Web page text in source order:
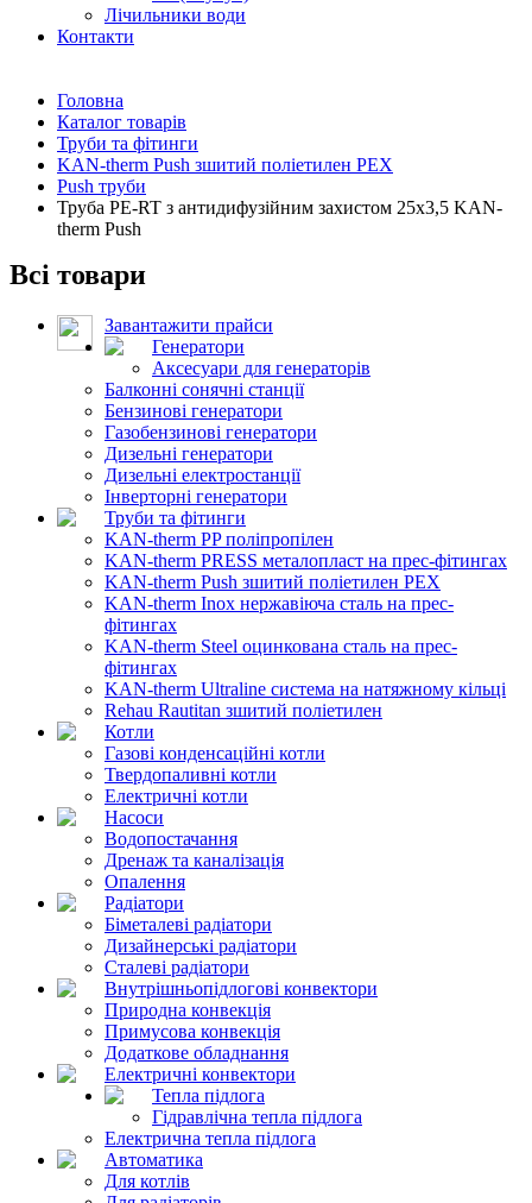
Лічильники води
Контакти
Головна
Каталог товарів
Труби та фітинги
KAN-therm Push зшитий поліетилен PEX
Push труби
Труба PE-RT з антидифузійним захистом 25x3,5 KAN-
therm Push
Всі товари
Завантажити прайси
Генератори
Аксесуари для генераторів
Балконні сонячні станції
Бензинові генератори
Газобензинові генератори
Дизельні генератори
Дизельні електростанції
Інверторні генератори
Труби та фітинги
KAN-therm PP поліпропілен
KAN-therm PRESS металопласт на прес-фітингах
KAN-therm Push зшитий поліетилен PEX
KAN-therm Inox нержавіюча сталь на прес-
фітингах
KAN-therm Steel оцинкована сталь на прес-
фітингах
KAN-therm Ultraline система на натяжному кільці
Rehau Rautitan зшитий поліетилен
Котли
Газові конденсаційні котли
Твердопаливні котли
Електричні котли
Насоси
Водопостачання
Дренаж та каналізація
Опалення
Радіатори
Біметалеві радіатори
Дизайнерські радіатори
Сталеві радіатори
Внутрішньопідлогові конвектори
Природна конвекція
Примусова конвекція
Додаткове обладнання
Електричні конвектори
Тепла підлога
Гідравлічна тепла підлога
Електрична тепла підлога
Автоматика
Для котлів